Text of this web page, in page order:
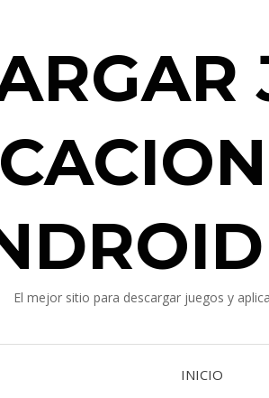
El mejor sitio para descargar juegos y
INICIO